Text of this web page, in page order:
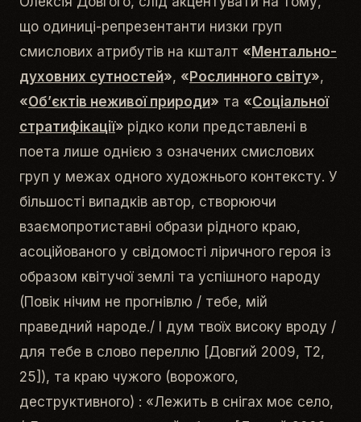
що одиниці-репрезентанти низки груп
смислових атрибутів на кшталт «Ментально-
духовних сутностей», «Рослинного світу»,
«Об’єктів неживої природи» та «Соціальної
стратифікації» рідко коли представлені в
поета лише однією з означених смислових
груп у межах одного художнього контексту. У
більшості випадків автор, створюючи
взаємопротиставні образи рідного краю,
асоційованого у свідомості ліричного героя із
образом квітучої землі та успішного народу
(Повік нічим не прогнівлю / тебе, мій
праведний народе./ І дум твоїх високу вроду /
для тебе в слово переллю [Довгий 2009, Т2,
25]), та краю чужого (ворожого,
деструктивного) : «Лежить в снігах моє село,